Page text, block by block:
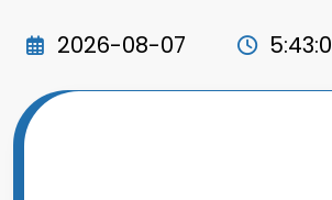
ツ
へ
2026-08-07